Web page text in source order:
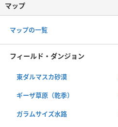
マップ
マップの一覧
フィールド・ダンジョン
東ダルマスカ砂漠
ギーザ草原（乾季）
ガラムサイズ水路